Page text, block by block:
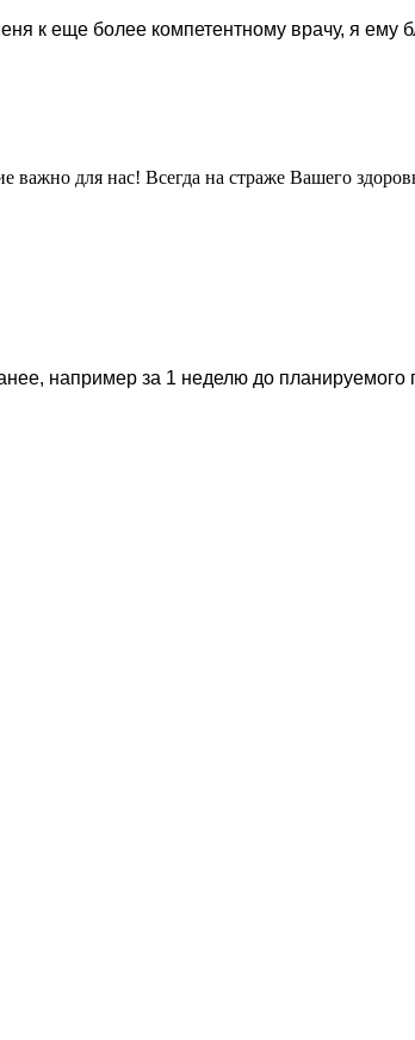
к еще более компетентному врачу, я ему
для нас! Всегда на страже Вашего
например за 1 неделю до